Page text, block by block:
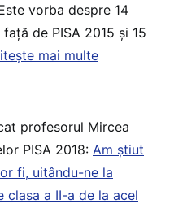
vorba despre 14
de PISA 2015 și 15
mai multe
profesorul Mircea
PISA 2018: Am știut
fi, uitându-ne la
a II-a de la acel